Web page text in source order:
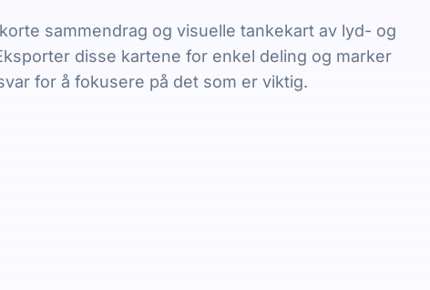
sammendrag og visuelle tankekart av lyd- og
disse kartene for enkel deling og marker
for å fokusere på det som er viktig.